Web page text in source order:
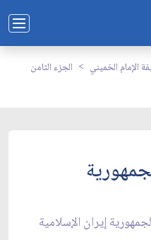
الإمام الخميني
الجزء الثامن
إيران الإسلامية